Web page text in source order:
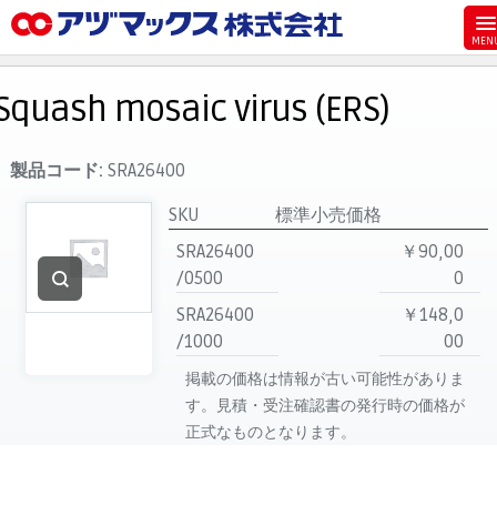
お気に入り
お買い物カゴ
ご注文
マイページ
主要取扱ブランド
mosaic virus (ERS)
製品コード: SRA26400
SKU
標準小売価格
SRA26400
/0500
￥90,00
0
SRA26400
/1000
￥148,0
00
掲載の価格は情報が古い可能性がありま
す。見積・受注確認書の発行時の価格が
正式なものとなります。